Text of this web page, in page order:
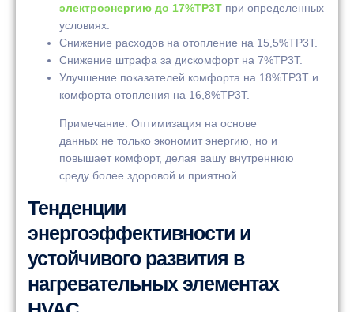
электроэнергию до 17%TP3T при определенных
условиях.
Снижение расходов на отопление на 15,5%TP3T.
Снижение штрафа за дискомфорт на 7%TP3T.
Улучшение показателей комфорта на 18%TP3T и
комфорта отопления на 16,8%TP3T.
Примечание: Оптимизация на основе
данных не только экономит энергию, но и
повышает комфорт, делая вашу внутреннюю
среду более здоровой и приятной.
Тенденции
энергоэффективности и
устойчивого развития в
нагревательных элементах